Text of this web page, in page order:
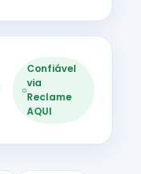
Confiável
via
Reclame
AQUI